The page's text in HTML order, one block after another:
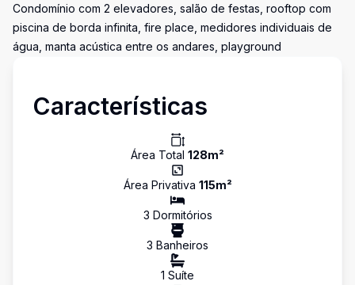
Condomínio com 2 elevadores, salão de festas, rooftop com
piscina de borda infinita, fire place, medidores individuais de
água, manta acústica entre os andares, playground
Características
Área Total 128m²
Área Privativa 115m²
3 Dormitórios
3 Banheiros
1 Suíte